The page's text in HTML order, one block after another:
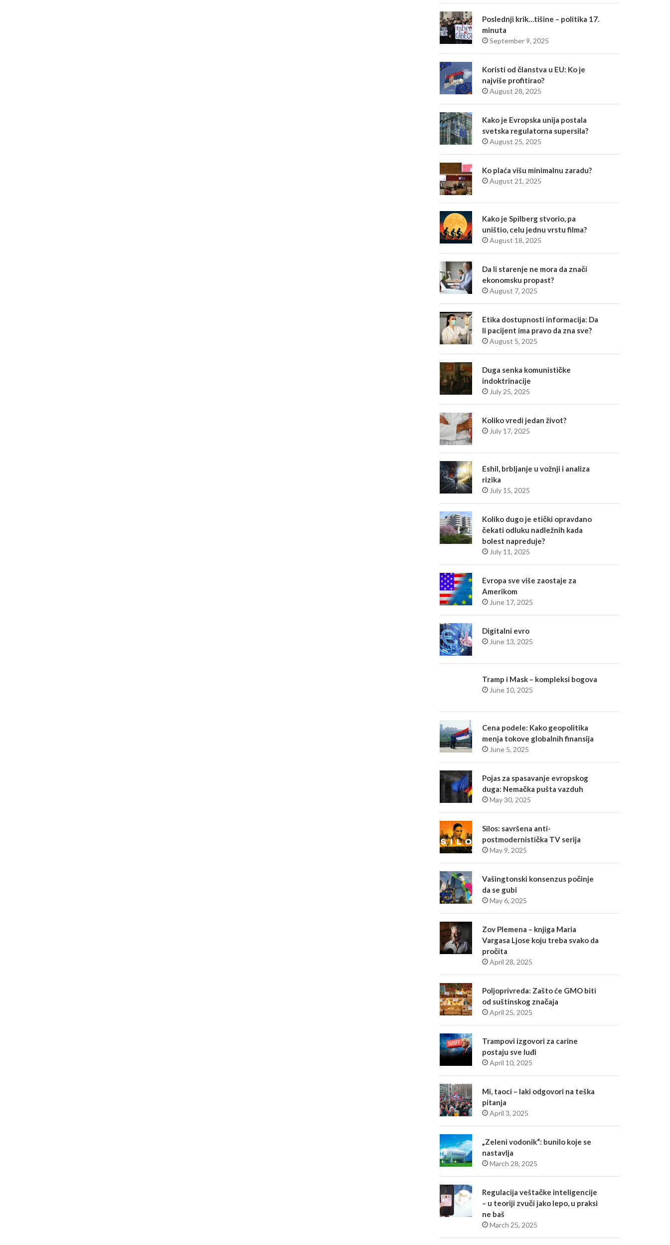
Poslednji krik…tišine – politika 17.
minuta
September 9, 2025
Koristi od članstva u EU: Ko je
najviše profitirao?
August 28, 2025
Kako je Evropska unija postala
svetska regulatorna supersila?
August 25, 2025
Ko plaća višu minimalnu zaradu?
August 21, 2025
Kako je Spilberg stvorio, pa
uništio, celu jednu vrstu filma?
August 18, 2025
Da li starenje ne mora da znači
ekonomsku propast?
August 7, 2025
Etika dostupnosti informacija: Da
li pacijent ima pravo da zna sve?
August 5, 2025
Duga senka komunističke
indoktrinacije
July 25, 2025
Koliko vredi jedan život?
July 17, 2025
Eshil, brbljanje u vožnji i analiza
rizika
July 15, 2025
Koliko dugo je etički opravdano
čekati odluku nadležnih kada
bolest napreduje?
July 11, 2025
Evropa sve više zaostaje za
Amerikom
June 17, 2025
Digitalni evro
June 13, 2025
Tramp i Mask – kompleksi bogova
June 10, 2025
Cena podele: Kako geopolitika
menja tokove globalnih finansija
June 5, 2025
Pojas za spasavanje evropskog
duga: Nemačka pušta vazduh
May 30, 2025
Silos: savršena anti-
postmodernistička TV serija
May 9, 2025
Vašingtonski konsenzus počinje
da se gubi
May 6, 2025
Zov Plemena – knjiga Maria
Vargasa Ljose koju treba svako da
pročita
April 28, 2025
Poljoprivreda: Zašto će GMO biti
od suštinskog značaja
April 25, 2025
Trampovi izgovori za carine
postaju sve luđi
April 10, 2025
Mi, taoci – laki odgovori na teška
pitanja
April 3, 2025
„Zeleni vodonik“: bunilo koje se
nastavlja
March 28, 2025
Regulacija veštačke inteligencije
– u teoriji zvuči jako lepo, u praksi
ne baš
March 25, 2025